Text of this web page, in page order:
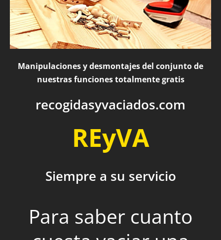
Manipulaciones y desmontajes del conjunto de
nuestras funciones totalmente gratis
recogidasyvaciados.com
REyVA
Siempre a su servicio
Para saber cuanto